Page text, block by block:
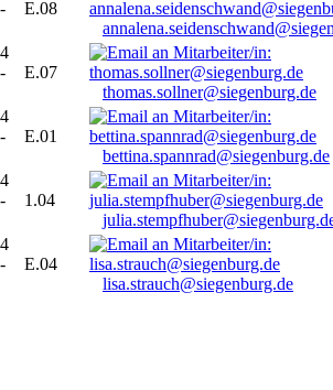
E.08
E.07
thomas.sollner@siegenburg.de
E.01
bettina.spannrad@siegenburg.de
1.04
E.04
lisa.strauch@siegenburg.de